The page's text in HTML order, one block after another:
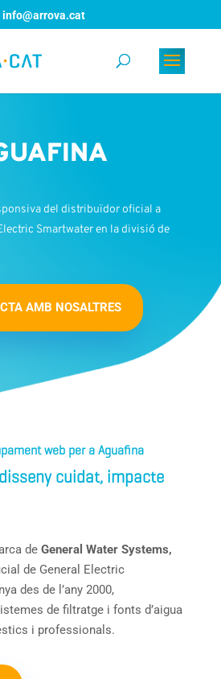
info@arrova.cat
del distribuïdor oficial a
Smartwater en la divisió de
AMB NOSALTRES
web per a Aguafina
cuidat, impacte
deGeneral Water Systems,
de General Electric
des de l’any 2000,
de filtratge i fonts d’aigua
i professionals.